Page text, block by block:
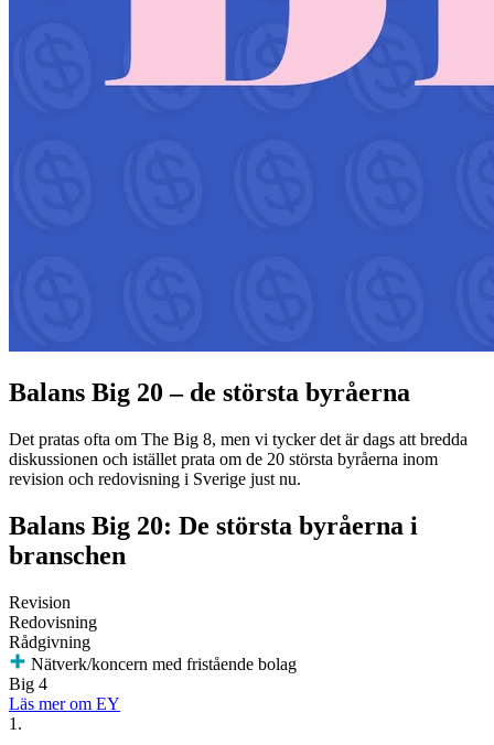
Balans Big 20 – de största byråerna
Det pratas ofta om The Big 8, men vi tycker det är dags att bredda
diskussionen och istället prata om de 20 största byråerna inom
revision och redovisning i Sverige just nu.
Balans Big 20: De största byråerna i
branschen
Revision
Redovisning
Rådgivning
Nätverk/koncern med fristående bolag
Big 4
Läs mer om EY
1.